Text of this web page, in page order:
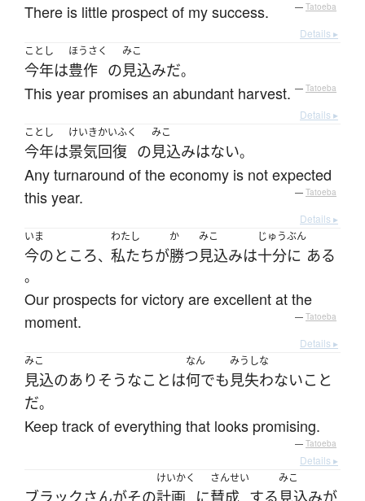
There is little prospect of my success. — Tatoeba
Details ▸
ことし
今年は
ほうさく
豊作 の
みこ
見込みだ。
This year promises an abundant harvest. — Tatoeba
Details ▸
ことし
今年は
けいきかいふく
景気回復 の
みこ
見込みはない。
Any turnaround of the economy is not expected
this year.
— Tatoeba
Details ▸
いま
今のところ、
わたし
私たちが
か
勝つ
みこ
見込みは
じゅうぶん
十分に ある
。
Our prospects for victory are excellent at the
moment.
— Tatoeba
Details ▸
みこ
見込のありそうなことは
なん
何でも
みうしな
見失わないこと
だ。
Keep track of everything that looks promising.
— Tatoeba
Details ▸
ブラックさんがその
けいかく
計画 に
さんせい
賛成 する
みこ
見込みが